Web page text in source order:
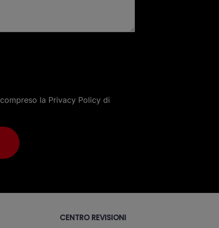
la Privacy Policy di
CENTRO REVISIONI